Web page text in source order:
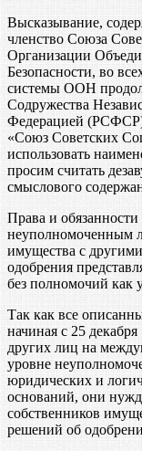
Высказывание,
членство Союза
Организации
Безопасности, во
системы ООН
Содружества
Федерацией
«Союз Советских
использовать
просим считать
смыслового
Права и
неуполномоченным
имущества с
одобрения
без полномочий как
Так как все
начиная с 25
других лиц на
уровне
юридических и
оснований, они
собственников
решений об